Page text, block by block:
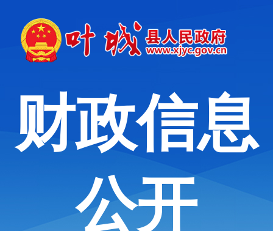
财政信息
公开